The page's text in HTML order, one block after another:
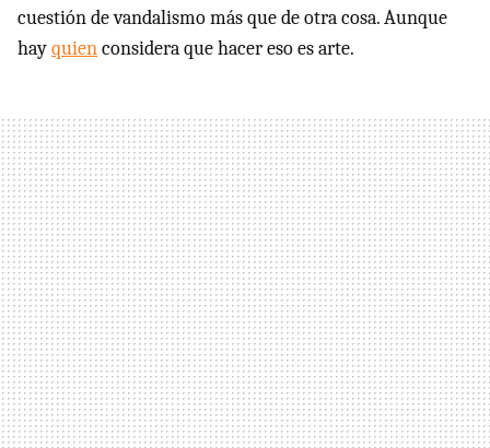
cuestión de vandalismo más que de otra cosa. Aunque
hayquienconsidera que hacer eso es arte.